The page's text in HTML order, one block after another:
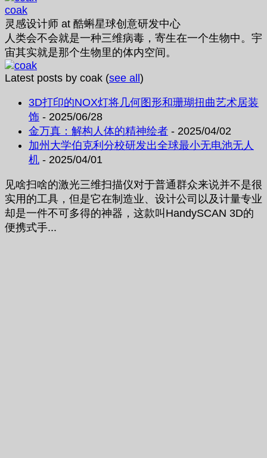
coak
灵感设计师 at 酷蝌星球创意研发中心
人类会不会就是一种三维病毒，寄生在一个生物中。宇
宙其实就是那个生物里的体内空间。
Latest posts by coak (see all)
3D打印的NOX灯将几何图形和珊瑚扭曲艺术居装
饰 - 2025/06/28
金万真：解构人体的精神绘者 - 2025/04/02
加州大学伯克利分校研发出全球最小无电池无人
机 - 2025/04/01
见啥扫啥的激光三维扫描仪对于普通群众来说并不是很
实用的工具，但是它在制造业、设计公司以及计量专业
却是一件不可多得的神器，这款叫HandySCAN 3D的
便携式手...